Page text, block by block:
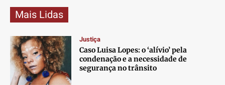
Mais Lidas
Justiça
Caso Luisa Lopes: o ‘alívio’ pela
condenação e a necessidade de
segurança no trânsito